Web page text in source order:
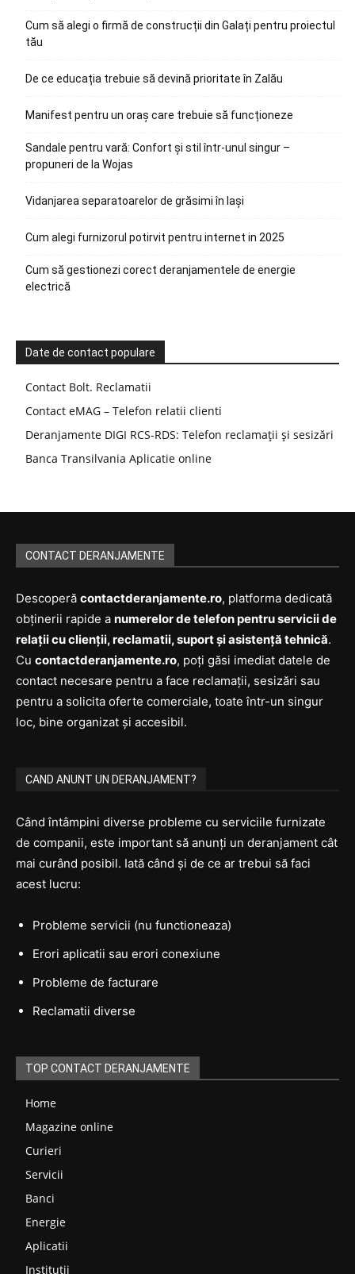
Cum să alegi o firmă de construcții din Galați pentru proiectul
tău
De ce educația trebuie să devină prioritate în Zalău
Manifest pentru un oraș care trebuie să funcționeze
Sandale pentru vară: Confort și stil într-unul singur –
propuneri de la Wojas
Vidanjarea separatoarelor de grăsimi în Iași
Cum alegi furnizorul potirvit pentru internet in 2025
Cum să gestionezi corect deranjamentele de energie
electrică
Date de contact populare
Contact Bolt. Reclamatii
Contact eMAG – Telefon relatii clienti
Deranjamente DIGI RCS-RDS: Telefon reclamații și sesizări
Banca Transilvania Aplicatie online
CONTACT DERANJAMENTE
Descoperă contactderanjamente.ro, platforma dedicată
obținerii rapide a numerelor de telefon pentru servicii de
relații cu clienții, reclamatii, suport și asistență tehnică.
Cu contactderanjamente.ro, poți găsi imediat datele de
contact necesare pentru a face reclamații, sesizări sau
pentru a solicita oferte comerciale, toate într-un singur
loc, bine organizat și accesibil.
CAND ANUNT UN DERANJAMENT?
Când întâmpini diverse probleme cu serviciile furnizate
de companii, este important să anunți un deranjament cât
mai curând posibil. Iată când și de ce ar trebui să faci
acest lucru:
Probleme servicii (nu functioneaza)
Erori aplicatii sau erori conexiune
Probleme de facturare
Reclamatii diverse
TOP CONTACT DERANJAMENTE
Home
Magazine online
Curieri
Servicii
Banci
Energie
Aplicatii
Institutii